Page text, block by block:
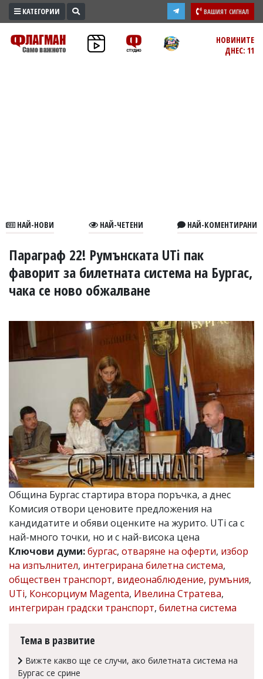
ПРОМО
ЗОНА
В
УКРАЙНА
СПОРТ
БИЗНЕС
v.vasilev@flagman.bg
Катя
Касабова,
еmail:k.kassabova@flagman.bg
Главен
редактор:
Иван
Колев,
email:
office@flagman.bg
Коментарите
под
статиите
се
въвеждат
от
читателите
и
носи
отговорност
КАТЕГОРИИ ВАШИЯТ СИГНАЛ
НОВИНИТЕ
ДНЕС: 11
НАЙ-НОВИ НАЙ-ЧЕТЕНИ НАЙ-КОМЕНТИРАНИ
Параграф 22! Румънската UTi пак
фаворит за билетната система на Бургас,
чака се ново обжалване
Община Бургас стартира втора поръчка, а днес
Комисия отвори ценовите предложения на
кандидатите и обяви оценките на журито. UTi са с
най-много точки, но и с най-висока цена
Ключови думи:бургас, отваряне на оферти, избор
на изпълнител, интегрирана билетна система,
обществен транспорт, видеонаблюдение, румъния,
UTi, Консорциум Magenta, Ивелина Стратева,
интегриран градски транспорт, билетна система
Тема в развитие
Вижте какво ще се случи, ако билетната система на
Бургас се срине